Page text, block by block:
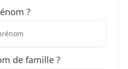
?
de famille ?